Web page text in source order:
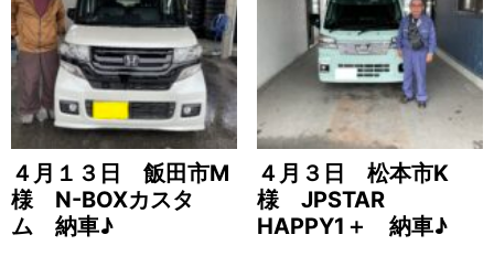
４月１３日 飯田市M
様 N-BOXカスタ
ム 納車♪
４月３日 松本市K
様 JPSTAR
HAPPY1＋ 納車♪